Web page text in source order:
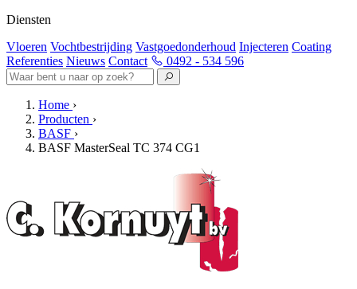
Diensten
Vloeren Vochtbestrijding Vastgoedonderhoud Injecteren Coating
Referenties Nieuws Contact 0492 - 534 596
Home ›
Producten ›
BASF ›
BASF MasterSeal TC 374 CG1